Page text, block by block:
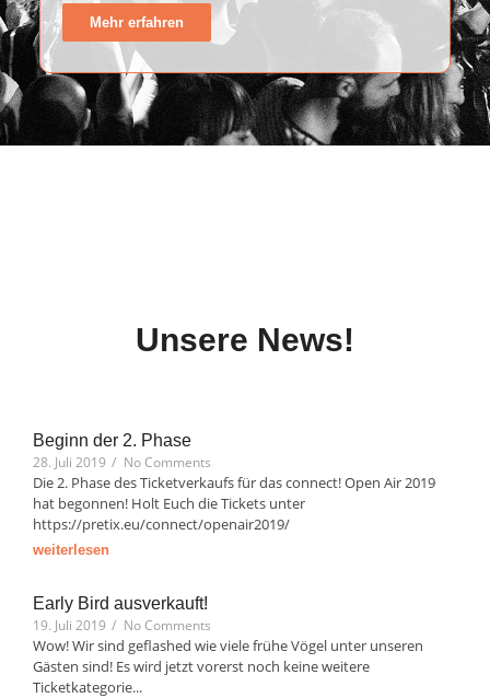
Mehr erfahren
Unsere News!
Beginn der 2. Phase
28. Juli 2019 / No Comments
Die 2. Phase des Ticketverkaufs für das connect! Open Air 2019
hat begonnen! Holt Euch die Tickets unter
https://pretix.eu/connect/openair2019/
weiterlesen
Early Bird ausverkauft!
19. Juli 2019 / No Comments
Wow! Wir sind geflashed wie viele frühe Vögel unter unseren
Gästen sind! Es wird jetzt vorerst noch keine weitere
Ticketkategorie...